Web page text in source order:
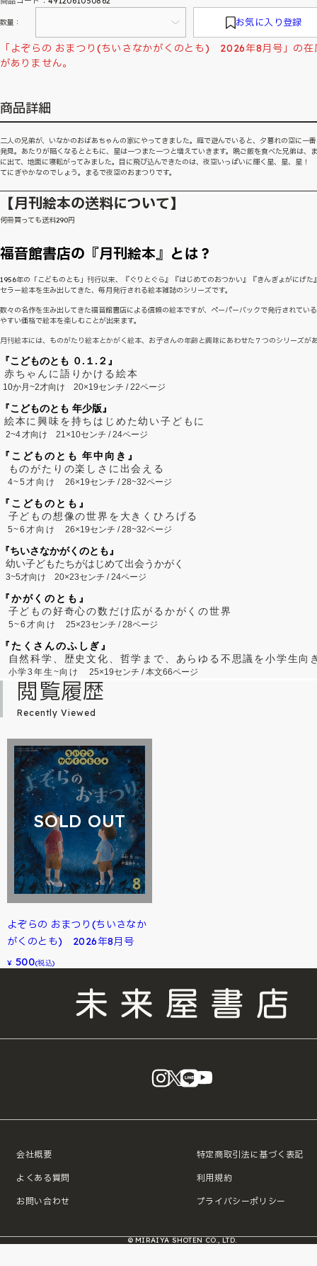
数量： お気に入り登録
「よぞらの おまつり(ちいさなかがくのとも) 2026年8月号」の在
がありません。
商品詳細
二人の兄弟が、いなかのおばあちゃんの家にやってきました。庭で遊んでいると、夕暮れの空に一
発見。あたりが暗くなるとともに、星は一つまた一つと増えていきます。晩ご飯を食べた兄弟は、
に出て、地面に寝転がってみました。目に飛び込んできたのは、夜空いっぱいに輝く星、星、星！
てにぎやかなのでしょう。まるで夜空のおまつりです。
【月刊絵本の送料について】
何冊買っても送料290円
福音館書店の『月刊絵本』とは？
1956年の「こどものとも」刊行以来、『ぐりとぐら』『はじめてのおつかい』『きんぎょがにげた
セラー絵本を生み出してきた、毎月発行される絵本雑誌のシリーズです。
数々の名作を生み出してきた福音館書店による信頼の絵本ですが、ペーパーバックで発行されてい
やすい価格で絵本を楽しむことが出来ます。
月刊絵本には、ものがたり絵本とかがく絵本、お子さんの年齢と興味にあわせた７つのシリーズが
『こどものとも ０.１.２』
赤ちゃんに語りかける絵本
10か月~2才向け 20×19センチ / 22ページ
『こどものとも 年少版』
絵本に興味を持ちはじめた幼い子どもに
2~4才向け 21×10センチ / 24ページ
『こどものとも 年中向き』
ものがたりの楽しさに出会える
4~5才向け26×19センチ / 28~32ページ
『こどものとも』
子どもの想像の世界を大きくひろげる
5~6才向け26×19センチ / 28~32ページ
『ちいさなかがくのとも』
幼い子どもたちがはじめて出会うかがく
3~5才向け 20×23センチ / 24ページ
『かがくのとも』
子どもの好奇心の数だけ広がるかがくの世界
5~6才向け25×23センチ / 28ページ
『たくさんのふしぎ』
自然科学、歴史文化、哲学まで、あらゆる不思議を小学生向
小学3年生~向け 25×19センチ / 本文66ページ
閲覧履歴
Recently Viewed
SOLD OUT
よぞらの おまつり(ちいさなか
がくのとも) 2026年8月号
¥ 500(税込)
instagram
X LINE
会社概要
よくある質問
お問い合わせ
特定商取引法に基づく表記
利用規約
プライバシーポリシー
© MIRAIYA SHOTEN CO., LTD.